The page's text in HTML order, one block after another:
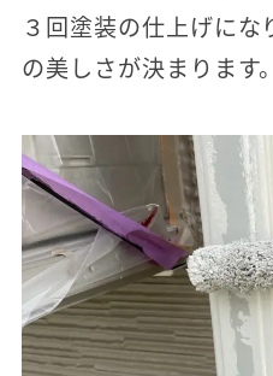
３回塗装の仕上げにな
の美しさが決まります。